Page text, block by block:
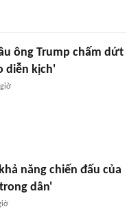
ông Trump chấm dứt
diễn kịch'
năng chiến đấu của
dân'